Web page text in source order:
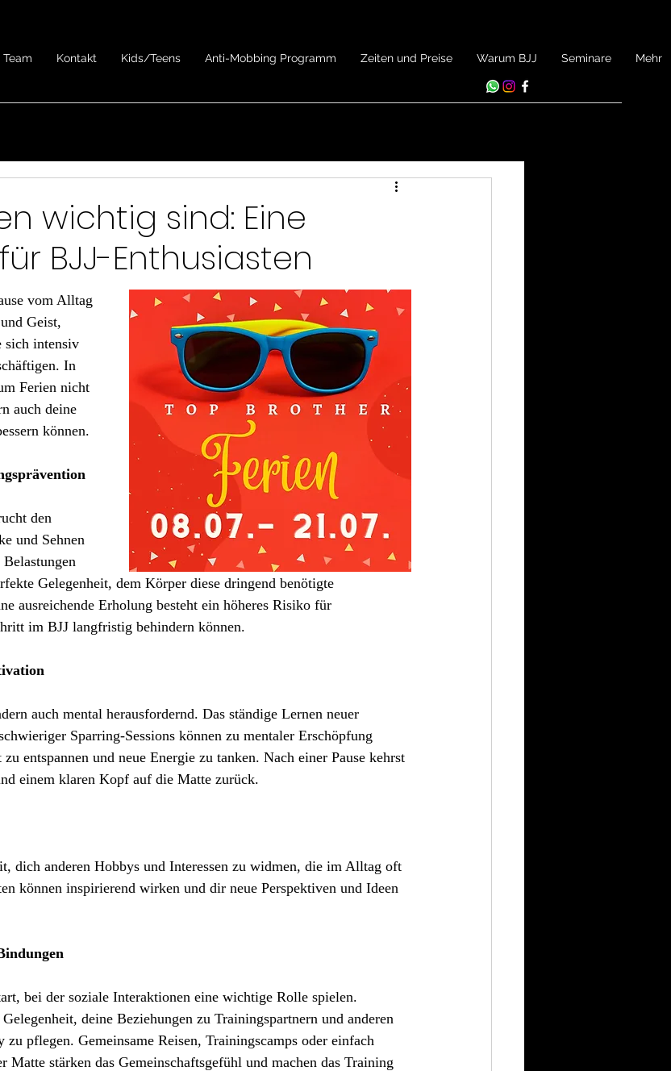
Team Kontakt Kids/Teens Anti-Mobbing Programm Zeiten und Preise Warum BJJ Seminare Mehr
wichtig sind: Eine
BJJ-Enthusiasten
vom Alltag
Geist,
sich intensiv
In
Ferien nicht
auch deine
können.
den
und Sehnen
Gelegenheit, dem Körper diese dringend benötigte
ausreichende Erholung besteht ein höheres Risiko für
im BJJ langfristig behindern können.
auch mental herausfordernd. Das ständige Lernen neuer
Sparring-Sessions können zu mentaler Erschöpfung
entspannen und neue Energie zu tanken. Nach einer Pause kehrst
einem klaren Kopf auf die Matte zurück.
dich anderen Hobbys und Interessen zu widmen, die im Alltag oft
können inspirierend wirken und dir neue Perspektiven und Ideen
bei der soziale Interaktionen eine wichtige Rolle spielen.
deine Beziehungen zu Trainingspartnern und anderen
pflegen. Gemeinsame Reisen, Trainingscamps oder einfach
Matte stärken das Gemeinschaftsgefühl und machen das Training